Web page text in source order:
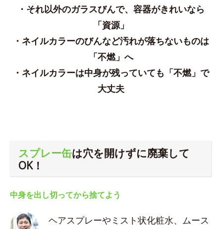
・それ以外のガラスびんで、容器がきれいなら
「資源」
・ネイルカラーのびんなど汚れが落ちないものは
「不燃」へ
・ネイルカラーは中身が残っていても「不燃」で
大丈夫
スプレー缶は穴を開けずに廃棄して
OK！
中身を出し切ってから捨てよう
ヘアスプレーやミスト状化粧水、ムース